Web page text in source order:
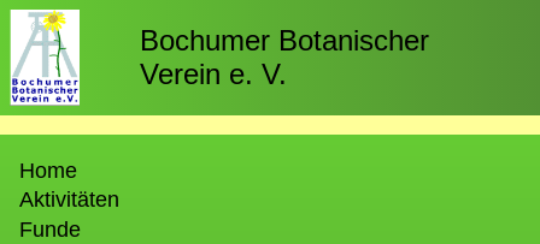
Direkt
zum
Inhalt
Bochumer Botanischer
Verein e. V.
Home
Aktivitäten
Funde